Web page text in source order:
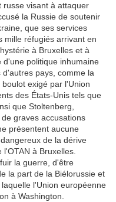
russe visant à attaquer
la Russie de soutenir
que ses services
mille réfugiés arrivant en
à Bruxelles et à
d'une politique inhumaine
pays, comme la
exigé par l'Union
des États-Unis tels que
que Stoltenberg,
graves accusations
présentent aucune
de la dérive
à Bruxelles.
la guerre, d'être
la part de la Biélorussie et
l'Union européenne
à Washington.